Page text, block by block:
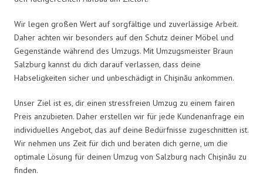
Wir legen großen Wert auf sorgfältige und zuverlässige Arbeit.
Daher achten wir besonders auf den Schutz deiner Möbel und
Gegenstände während des Umzugs. Mit Umzugsmeister Braun
Salzburg kannst du dich darauf verlassen, dass deine
Habseligkeiten sicher und unbeschädigt in Chișinău ankommen.
Unser Ziel ist es, dir einen stressfreien Umzug zu einem fairen
Preis anzubieten. Daher erstellen wir für jede Kundenanfrage ein
individuelles Angebot, das auf deine Bedürfnisse zugeschnitten ist.
Wir nehmen uns Zeit für dich und beraten dich gerne, um die
optimale Lösung für deinen Umzug von Salzburg nach Chișinău zu
finden.